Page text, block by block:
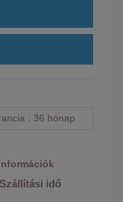
36 hónap
Szállítási idő